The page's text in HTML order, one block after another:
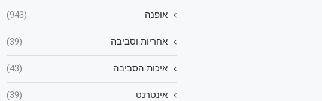
אופנה (943)
אחריות וסביבה (39)
איכות הסביבה (43)
אינטרנט (39)